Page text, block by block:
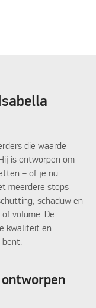
die waarde
is ontworpen om
– of je nu
meerdere stops
schaduw en
volume. De
kwaliteit en
bent.